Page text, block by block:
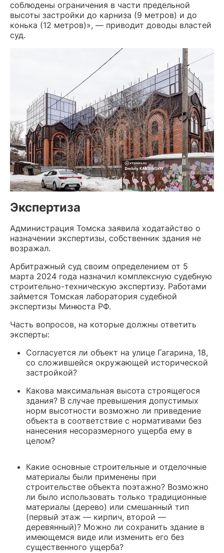
соблюдены ограничения в части предельной
высоты застройки до карниза (9 метров) и до
конька (12 метров)», — приводит доводы властей
суд.
Экспертиза
Администрация Томска заявила ходатайство о
назначении экспертизы, собственник здания не
возражал.
Арбитражный суд своим определением от 5
марта 2024 года назначил комплексную судебную
строительно-техническую экспертизу. Работами
займется Томская лаборатория судебной
экспертизы Минюста РФ.
Часть вопросов, на которые должны ответить
эксперты:
Согласуется ли объект на улице Гагарина, 18,
со сложившейся окружающей исторической
застройкой?
Какова максимальная высота строящегося
здания? В случае превышения допустимых
норм высотности возможно ли приведение
объекта в соответствие с нормативами без
нанесения несоразмерного ущерба ему в
целом?
Какие основные строительные и отделочные
материалы были применены при
строительстве объекта поэтажно? Возможно
ли было использовать только традиционные
материалы (дерево) или смешанный тип
(первый этаж — кирпич, второй —
деревянный)? Можно ли сохранить здание в
имеющемся виде или изменить его без
существенного ущерба?